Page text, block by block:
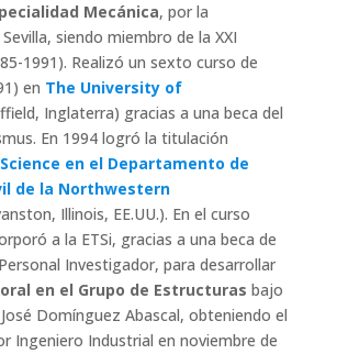
Mecánica, por la
siendo miembro de la XXI
1991). Realizó un sexto curso de
en The University of
Inglaterra) gracias a una beca del
En 1994 logró la titulación
en el Departamento de
de la Northwestern
Illinois, EE.UU.). En el curso
a la ETSi, gracias a una beca de
Investigador, para desarrollar
en el Grupo de Estructuras bajo
Domínguez Abascal, obteniendo el
Ingeniero Industrial en noviembre de